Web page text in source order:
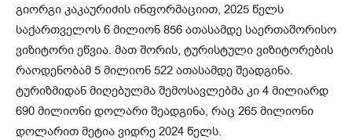
გიორგი კაკაურიძის ინფორმაციით, 2025 წელს
საქართველოს 6 მილიონ 856 ათასამდე საერთაშორისო
ვიზიტორი ეწვია. მათ შორის, ტურისტული ვიზიტორების
რაოდენობამ 5 მილიონ 522 ათასამდე შეადგინა.
ტურიზმიდან მიღებულმა შემოსავლებმა კი 4 მილიარდ
690 მილიონი დოლარი შეადგინა, რაც 265 მილიონი
დოლარით მეტია ვიდრე 2024 წელს.